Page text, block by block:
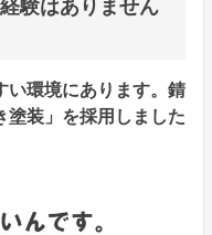
験はありません
い環境にあります。錆
塗装」を採用しました